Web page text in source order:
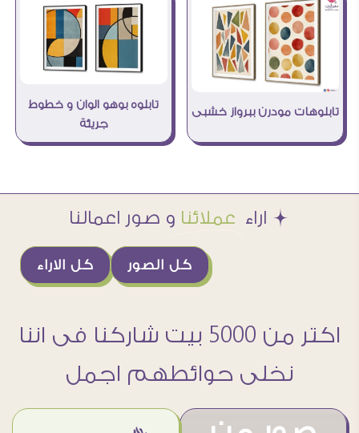
تابلوهات مودرن ببرواز خشبى
تابلوه بوهو الوان و خطوط
جريئة
Æ اراء عملائنا و صور اعمالنا
كل الاراء كل الصور
اكتر من 5000 بيت شاركنا فى اننا
نخلى حوائطهم اجمل